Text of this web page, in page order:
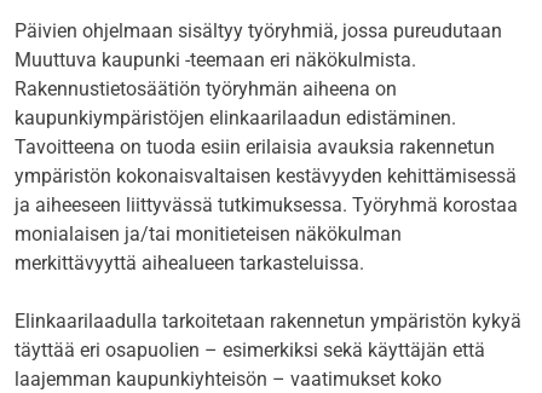
Päivien ohjelmaan sisältyy työryhmiä, jossa pureudutaan
Muuttuva kaupunki -teemaan eri näkökulmista.
Rakennustietosäätiön työryhmän aiheena on
kaupunkiympäristöjen elinkaarilaadun edistäminen.
Tavoitteena on tuoda esiin erilaisia avauksia rakennetun
ympäristön kokonaisvaltaisen kestävyyden kehittämisessä
ja aiheeseen liittyvässä tutkimuksessa. Työryhmä korostaa
monialaisen ja/tai monitieteisen näkökulman
merkittävyyttä aihealueen tarkasteluissa.
Elinkaarilaadulla tarkoitetaan rakennetun ympäristön kykyä
täyttää eri osapuolien – esimerkiksi sekä käyttäjän että
laajemman kaupunkiyhteisön – vaatimukset koko